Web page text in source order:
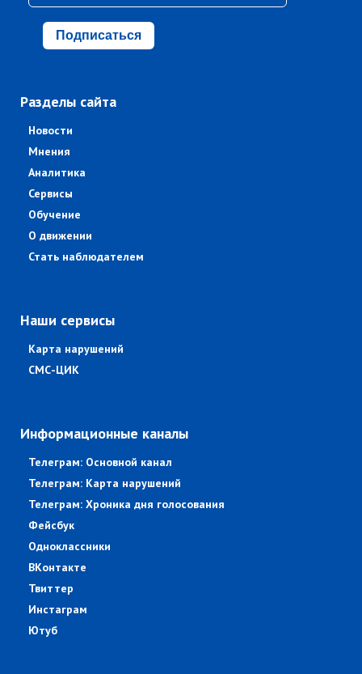
Подписаться
Разделы сайта
Новости
Мнения
Аналитика
Сервисы
Обучение
О движении
Стать наблюдателем
Наши сервисы
Карта нарушений
СМС-ЦИК
Информационные каналы
Телеграм: Основной канал
Телеграм: Карта нарушений
Телеграм: Хроника дня голосования
Фейсбук
Одноклассники
ВКонтакте
Твиттер
Инстаграм
Ютуб